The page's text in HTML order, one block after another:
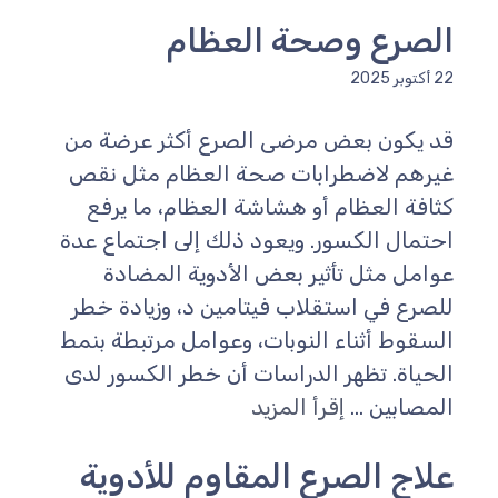
الصرع وصحة العظام
22 أكتوبر 2025
قد يكون بعض مرضى الصرع أكثر عرضة من
غيرهم لاضطرابات صحة العظام مثل نقص
كثافة العظام أو هشاشة العظام، ما يرفع
احتمال الكسور. ويعود ذلك إلى اجتماع عدة
عوامل مثل تأثير بعض الأدوية المضادة
للصرع في استقلاب فيتامين د، وزيادة خطر
السقوط أثناء النوبات، وعوامل مرتبطة بنمط
الحياة. تظهر الدراسات أن خطر الكسور لدى
المصابين ... إقرأ المزيد
علاج الصرع المقاوم للأدوية